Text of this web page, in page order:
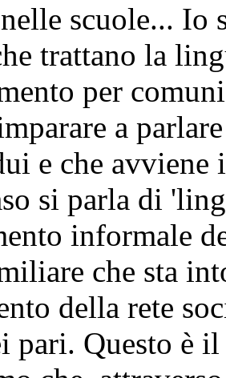
scuole... Io
trattano la
per
a
e che avviene
si parla di
informale
che sta
della rete
pari. Questo è